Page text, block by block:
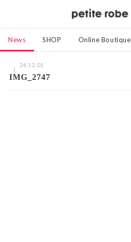
News SHOP Online Boutique
24.12.01
IMG_2747